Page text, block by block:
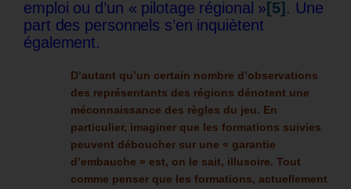
emploi ou d’un « pilotage régional » [5] . Une
part des personnels s’en inquiètent
également.
D’autant qu’un certain nombre d’observations
des représentants des régions dénotent une
méconnaissance des règles du jeu. En
particulier, imaginer que les formations suivies
peuvent déboucher sur une « garantie
d’embauche » est, on le sait, illusoire. Tout
comme penser que les formations, actuellement